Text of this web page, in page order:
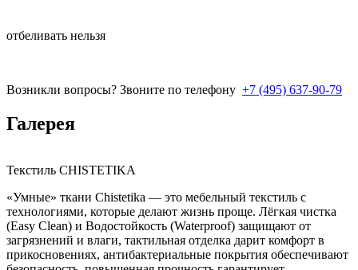
отбеливать нельзя
Возникли вопросы? Звоните по телефону +7 (495) 637-90-79
Галерея
Текстиль CHISTETIKA
«Умные» ткани Chistetika — это мебельный текстиль с
технологиями, которые делают жизнь проще. Лёгкая чистка
(Easy Clean) и Водостойкость (Waterproof) защищают от
загрязнений и влаги, тактильная отделка дарит комфорт в
прикосновениях, антибактериальные покрытия обеспечивают